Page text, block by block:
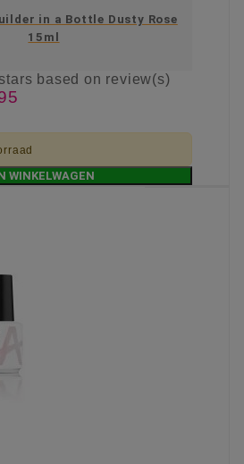
in a Bottle Dusty Rose
15ml
based on review(s)
WINKELWAGEN